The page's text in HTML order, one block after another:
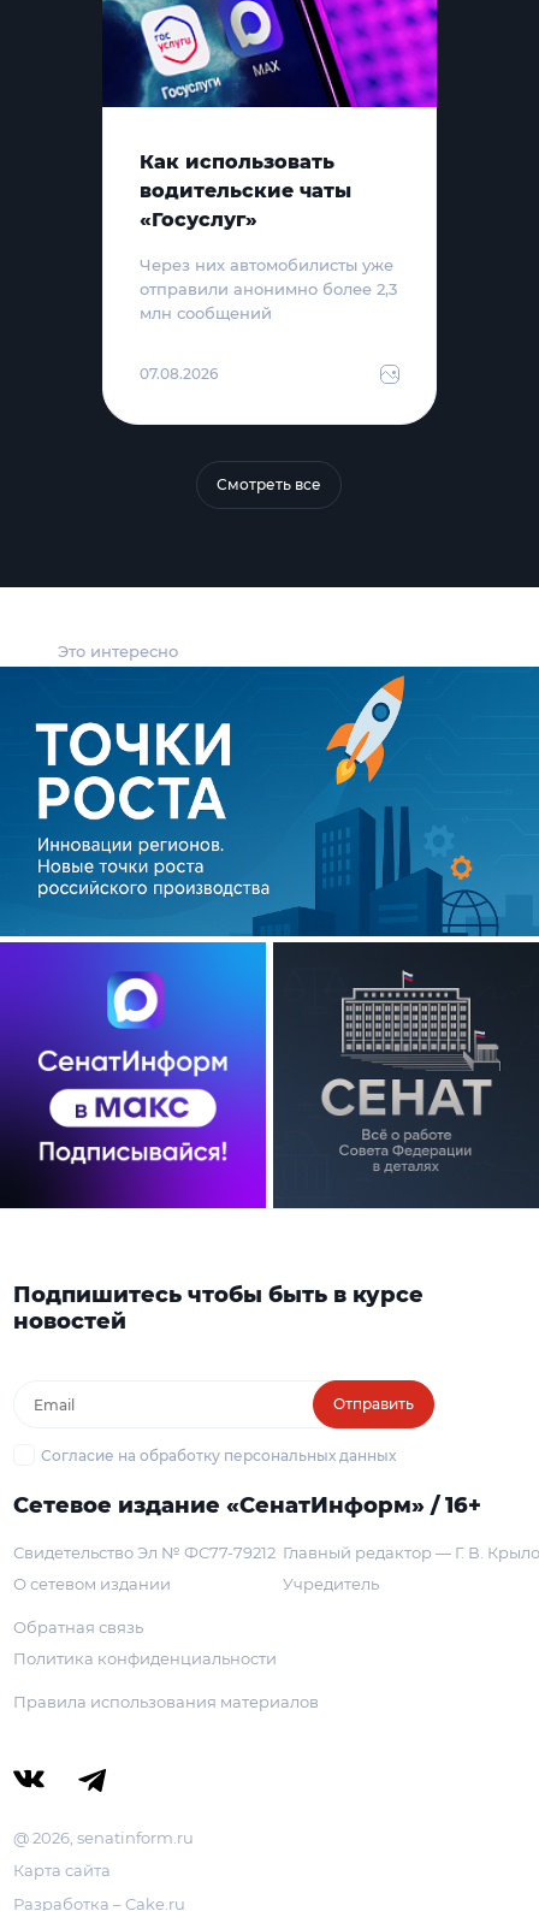
Это интересно
Как использовать
водительские чаты
«Госуслуг»
Через них автомобилисты уже
отправили анонимно более 2,3
млн сообщений
07.08.2026
Смотреть все
Подпишитесь чтобы быть в курсе
новостей
Отправить
Согласие на обработку персональных данных
Сетевое издание «СенатИнформ» / 16+
Свидетельство Эл № ФС77-79212
О сетевом издании
Главный редактор — Г. В.
Учредитель
Обратная связь
Политика конфиденциальности
Правила использования материалов
@ 2026, senatinform.ru
Карта сайта
Разработка – Cake.ru